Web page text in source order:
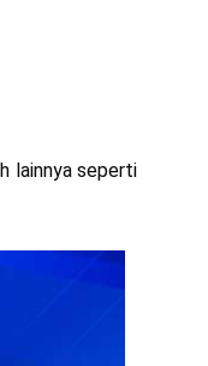
lainnya seperti